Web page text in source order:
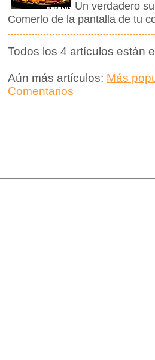
Un verdadero
Comerlo de la pantalla de tu
Todos los 4 artículos están
Aún más artículos: Más
Comentarios